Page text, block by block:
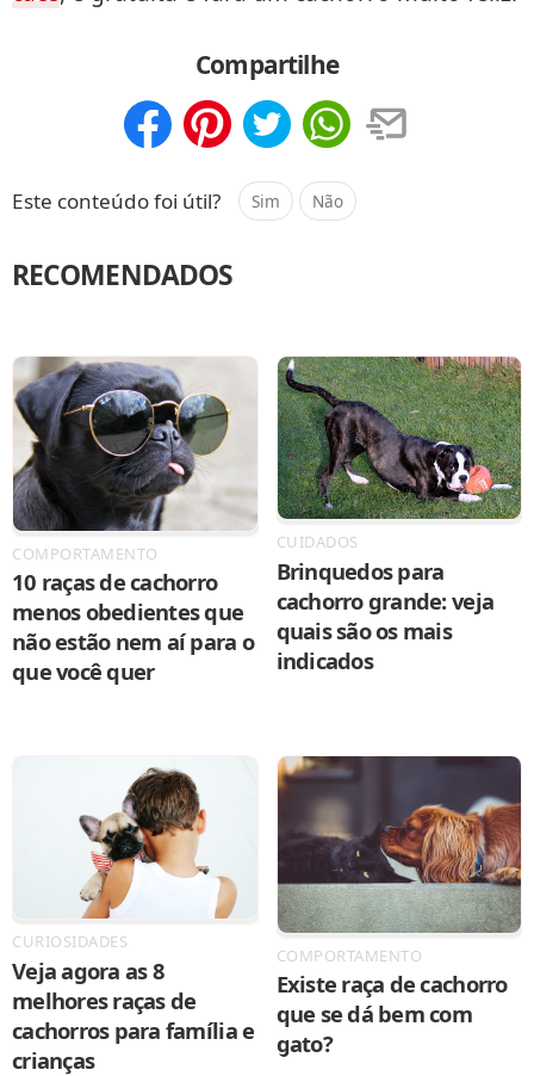
Compartilhe
Este conteúdo foi útil? Sim Não
RECOMENDADOS
COMPORTAMENTO
10 raças de cachorro
menos obedientes que
não estão nem aí para o
que você quer
CUIDADOS
Brinquedos para
cachorro grande: veja
quais são os mais
indicados
CURIOSIDADES
Veja agora as 8
melhores raças de
cachorros para família e
crianças
COMPORTAMENTO
Existe raça de cachorro
que se dá bem com
gato?